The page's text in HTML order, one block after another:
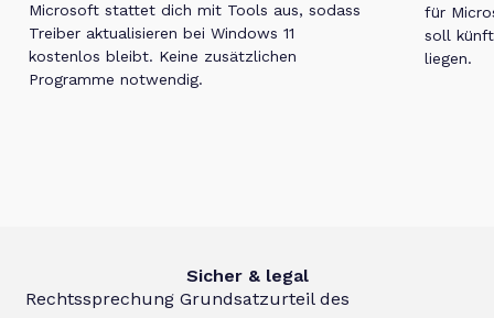
Microsoft stattet dich mit Tools aus, sodass
Treiber aktualisieren bei Windows 11
kostenlos bleibt. Keine zusätzlichen
Programme notwendig.
für
soll
liegen.
Sicher & legal
Rechtssprechung Grundsatzurteil des